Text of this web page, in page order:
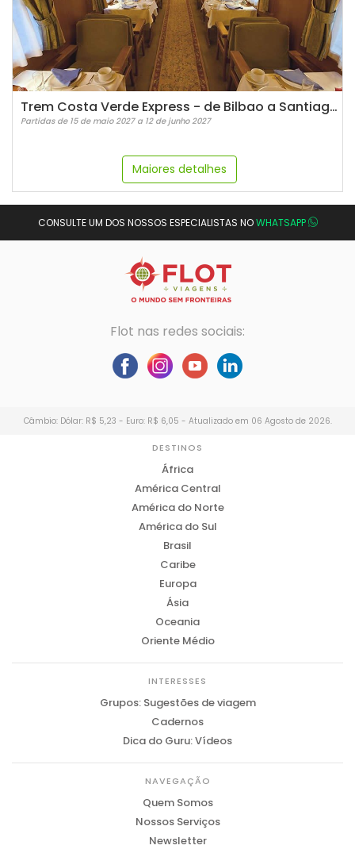
Trem Costa Verde Express - de Bilbao a Santiago de Compostela
Partidas de 15 de maio 2027 a 12 de junho 2027
Maiores detalhes
CONSULTE UM DOS NOSSOS ESPECIALISTAS NOWHATSAPP
Flot nas redes sociais:
Câmbio: Dólar: R$ 5,23 - Euro: R$ 6,05 - Atualizado em 06 Agosto de 2026.
DESTINOS
África
América Central
América do Norte
América do Sul
Brasil
Caribe
Europa
Ásia
Oceania
Oriente Médio
INTERESSES
Grupos: Sugestões de viagem
Cadernos
Dica do Guru: Vídeos
NAVEGAÇÃO
Quem Somos
Nossos Serviços
Newsletter